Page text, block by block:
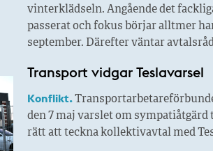
vinterklädseln. Angående det
passerat och fokus börjar alltmer
september. Därefter väntar
Transport vidgar Teslavarsel
Konflikt.
den 7 maj varslet om
rätt att teckna kollektivavtal med